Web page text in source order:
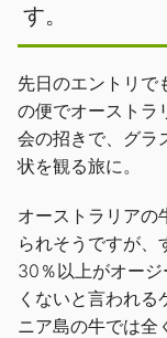
す。
先日のエントリで
の便でオーストラ
会の招きで、グラ
状を観る旅に。
オーストラリアの
られそうですが、
30％以上がオー
くないと言われ
ニア島の牛では全